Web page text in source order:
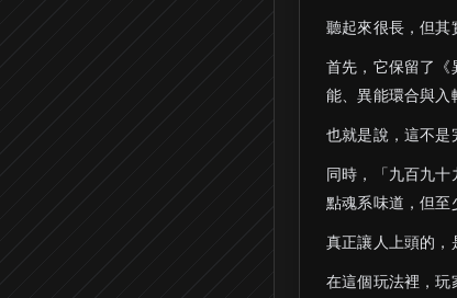
聽起來很長，但其
首先，它保留了
能、異能環合與入
也就是說，這不是
同時，「九百九
點魂系味道，但至
真正讓人上頭的，
在這個玩法裡，玩